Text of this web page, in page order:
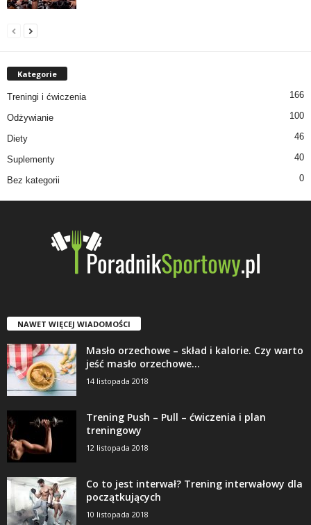
Kategorie
Treningi i ćwiczenia 166
Odżywianie 100
Diety 46
Suplementy 40
Bez kategorii 0
NAWET WIĘCEJ WIADOMOŚCI
Masło orzechowe – skład i kalorie. Czy warto
jeść masło orzechowe...
14 listopada 2018
Trening Push – Pull – ćwiczenia i plan
treningowy
12 listopada 2018
Co to jest interwał? Trening interwałowy dla
początkujących
10 listopada 2018